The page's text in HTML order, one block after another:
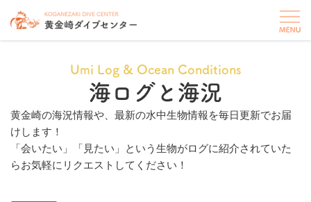
Umi Log & Ocean Conditions
海ログと海況
黄金崎の海況情報や、最新の水中生物情報を毎日更新でお届
けします！
「会いたい」「見たい」という生物がログに紹介されていた
らお気軽にリクエストしてください！